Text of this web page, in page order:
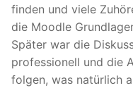
finden und viele
die Moodle
Später war die
professionell und die
folgen, was natürlich